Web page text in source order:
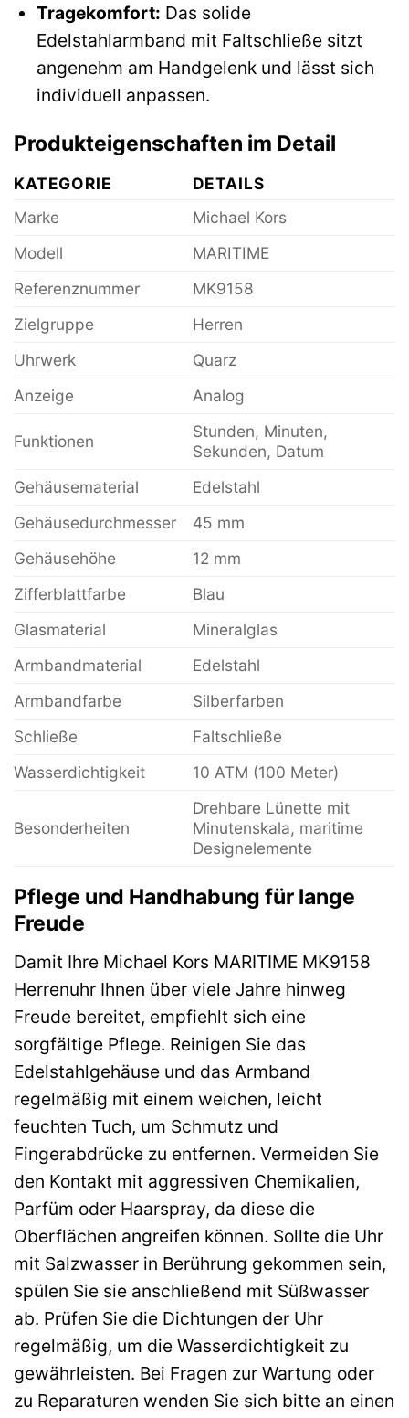
Tragekomfort: Das solide
Edelstahlarmband mit Faltschließe sitzt
angenehm am Handgelenk und lässt sich
individuell anpassen.
Produkteigenschaften im Detail
KATEGORIE
DETAILS
Marke
Michael Kors
Modell
MARITIME
Referenznummer
MK9158
Zielgruppe
Herren
Uhrwerk
Quarz
Anzeige
Analog
Funktionen
Stunden, Minuten,
Sekunden, Datum
Gehäusematerial
Edelstahl
Gehäusedurchmesser
45 mm
Gehäusehöhe
12 mm
Zifferblattfarbe
Blau
Glasmaterial
Mineralglas
Armbandmaterial
Edelstahl
Armbandfarbe
Silberfarben
Schließe
Faltschließe
Wasserdichtigkeit
10 ATM (100 Meter)
Besonderheiten
Drehbare Lünette mit
Minutenskala, maritime
Designelemente
Pflege und Handhabung für lange
Freude
Damit Ihre Michael Kors MARITIME MK9158
Herrenuhr Ihnen über viele Jahre hinweg
Freude bereitet, empfiehlt sich eine
sorgfältige Pflege. Reinigen Sie das
Edelstahlgehäuse und das Armband
regelmäßig mit einem weichen, leicht
feuchten Tuch, um Schmutz und
Fingerabdrücke zu entfernen. Vermeiden Sie
den Kontakt mit aggressiven Chemikalien,
Parfüm oder Haarspray, da diese die
Oberflächen angreifen können. Sollte die Uhr
mit Salzwasser in Berührung gekommen sein,
spülen Sie sie anschließend mit Süßwasser
ab. Prüfen Sie die Dichtungen der Uhr
regelmäßig, um die Wasserdichtigkeit zu
gewährleisten. Bei Fragen zur Wartung oder
zu Reparaturen wenden Sie sich bitte an einen